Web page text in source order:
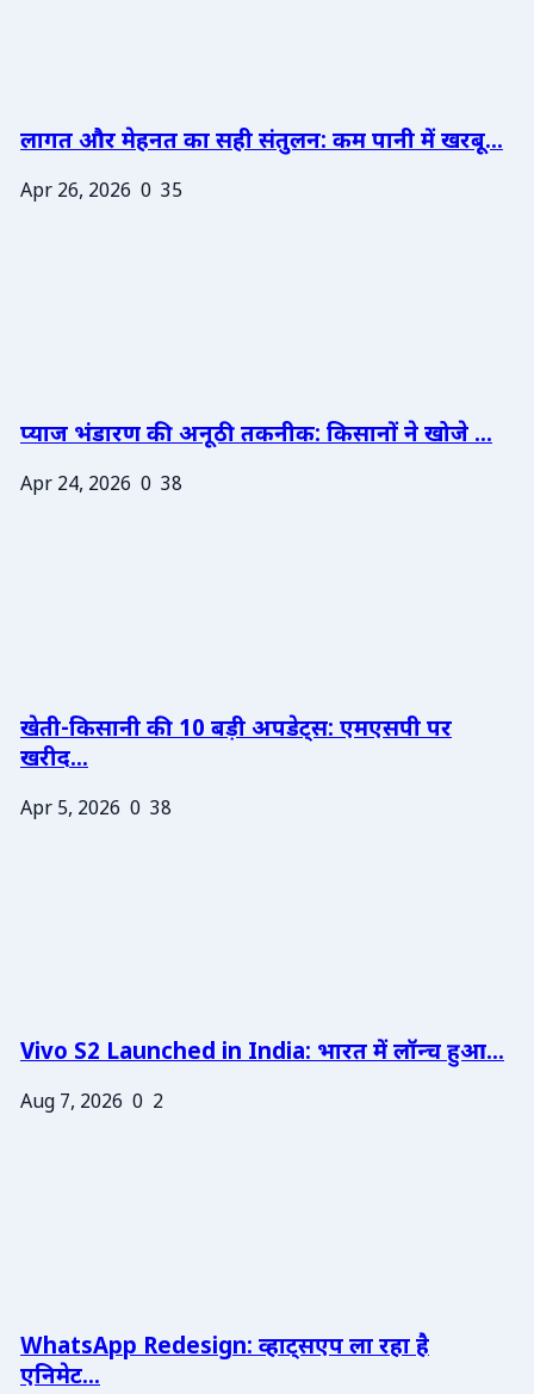
लागत और मेहनत का सही संतुलन: कम पानी में खरबू...
Apr 26, 2026 0 35
प्याज भंडारण की अनूठी तकनीक: किसानों ने खोजे ...
Apr 24, 2026 0 38
खेती-किसानी की 10 बड़ी अपडेट्स: एमएसपी पर
खरीद...
Apr 5, 2026 0 38
Vivo S2 Launched in India: भारत में लॉन्च हुआ...
Aug 7, 2026 0 2
WhatsApp Redesign: व्हाट्सएप ला रहा है
एनिमेट...